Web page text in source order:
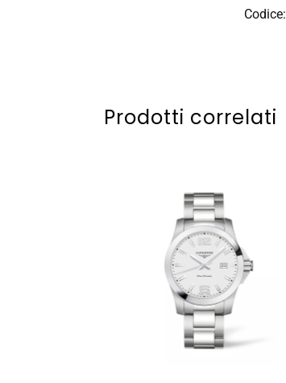
Codice:
Prodotti correlati